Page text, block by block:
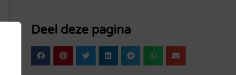
Deel deze pagina